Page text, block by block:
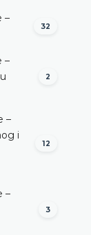
–
32
–
2
–
i
12
–
3